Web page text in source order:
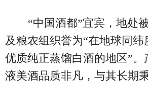
“中国酒都”宜宾，地处
及粮农组织誉为“在地球同
优质纯正蒸馏白酒的地区”。
液美酒品质非凡，与其长期